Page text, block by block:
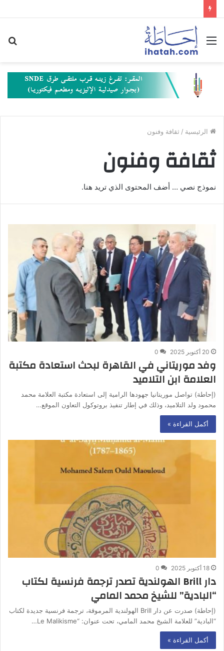
القائمة
الرئيسية / ثقافة وفنون
ثقافة وفنون
نموذج نصي … أضف المحتوى الذي تريد هنا.
20 أكتوبر 2025 0
وفد موريتاني في القاهرة لبحث استعادة مكتبة
العلامة ابن التلاميد
(إحاطة) تواصل موريتانيا جهودها الرامية إلى استعادة مكتبة العلامة محمد
محمود ولد التلاميد، وذلك في إطار تنفيذ بروتوكول التعاون الموقع…
أكمل القراءة »
18 أكتوبر 2025 0
دار Brill الهولندية تصدر ترجمة فرنسية لكتاب
“البادية” للشيخ محمد المامي
(إحاطة) صدرت عن دار Brill الهولندية المرموقة، ترجمة فرنسية جديدة لكتاب
“البادية” للعلامة الشيخ محمد المامي، تحت عنوان: “Le Malikisme…
أكمل القراءة »